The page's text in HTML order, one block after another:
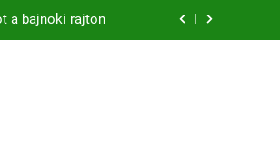
a bajnoki rajton
pályára Érden
Kupában